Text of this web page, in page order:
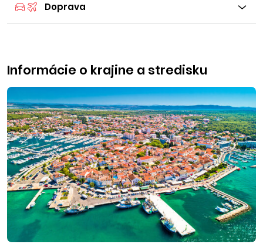
Doprava
Informácie o krajine a stredisku